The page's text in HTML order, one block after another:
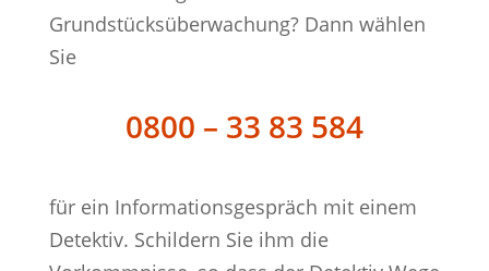
Grundstücksüberwachung? Dann wählen
Sie
0800 – 33 83 584
für ein Informationsgespräch mit einem
Detektiv. Schildern Sie ihm die